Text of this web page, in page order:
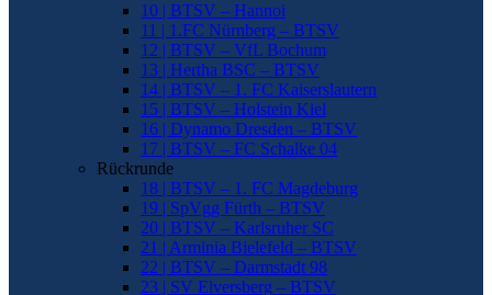
10 | BTSV – Hannoi
11 | 1.FC Nürnberg – BTSV
12 | BTSV – VfL Bochum
13 | Hertha BSC – BTSV
14 | BTSV – 1. FC Kaiserslautern
15 | BTSV – Holstein Kiel
16 | Dynamo Dresden – BTSV
17 | BTSV – FC Schalke 04
Rückrunde
18 | BTSV – 1. FC Magdeburg
19 | SpVgg Fürth – BTSV
20 | BTSV – Karlsruher SC
21 | Arminia Bielefeld – BTSV
22 | BTSV – Darmstadt 98
23 | SV Elversberg – BTSV